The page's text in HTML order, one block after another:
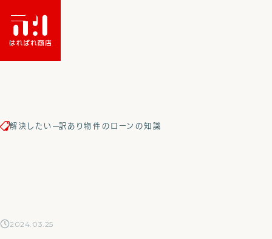
解決したい 訳あり物件のローンの知識
2024.03.25